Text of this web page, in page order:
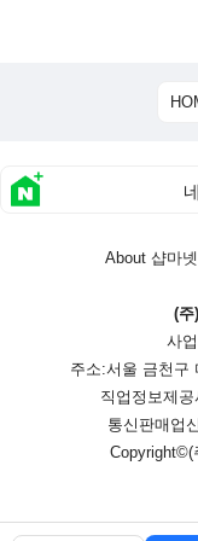
About 샵마넷
(주
사
주소:서울 금천구
직업정보제
통신판매업
Copyright©(